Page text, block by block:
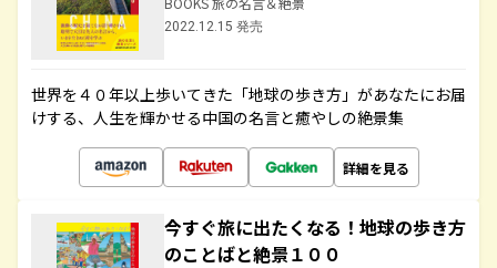
2022.12.15 発売
世界を４０年以上歩いてきた「地球の歩き方」があなたにお届
けする、人生を輝かせる中国の名言と癒やしの絶景集
詳細を見る
今すぐ旅に出たくなる！地球の歩き方
のことばと絶景１００